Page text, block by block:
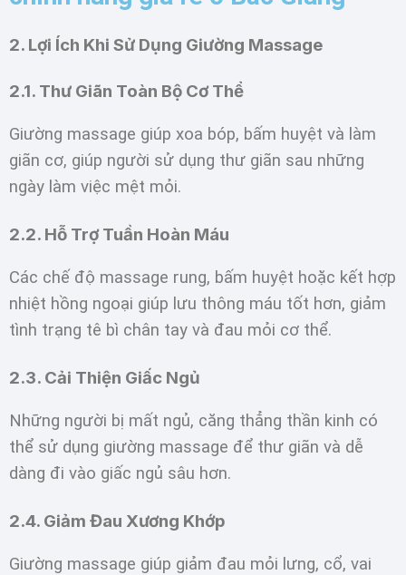
2. Lợi Ích Khi Sử Dụng Giường Massage
2.1. Thư Giãn Toàn Bộ Cơ Thể
Giường massage giúp xoa bóp, bấm huyệt và làm
giãn cơ, giúp người sử dụng thư giãn sau những
ngày làm việc mệt mỏi.
2.2. Hỗ Trợ Tuần Hoàn Máu
Các chế độ massage rung, bấm huyệt hoặc kết hợp
nhiệt hồng ngoại giúp lưu thông máu tốt hơn, giảm
tình trạng tê bì chân tay và đau mỏi cơ thể.
2.3. Cải Thiện Giấc Ngủ
Những người bị mất ngủ, căng thẳng thần kinh có
thể sử dụng giường massage để thư giãn và dễ
dàng đi vào giấc ngủ sâu hơn.
2.4. Giảm Đau Xương Khớp
Giường massage giúp giảm đau mỏi lưng, cổ, vai